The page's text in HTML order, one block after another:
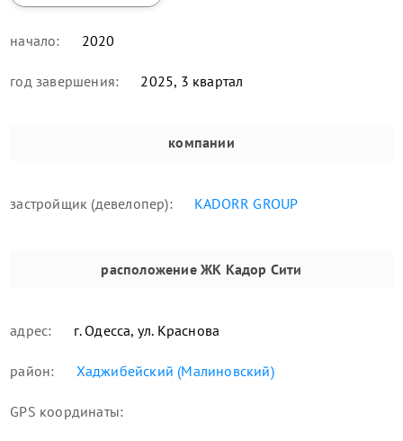
начало: 2020
год завершения: 2025, 3 квартал
компании
застройщик (девелопер): KADORR GROUP
расположениеЖК Кадор Сити
адрес: г. Одесса, ул. Краснова
район: Хаджибейский (Малиновский)
GPS координаты: